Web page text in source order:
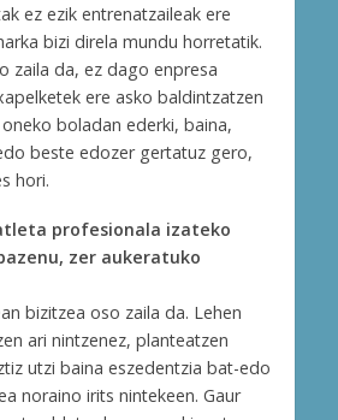
ez ezik entrenatzaileak ere
bizi direla mundu horretatik.
zaila da, ez dago enpresa
ere asko baldintzatzen
boladan ederki, baina,
beste edozer gertatuz gero,
hori.
profesionala izateko
zer aukeratuko
bizitzea oso zaila da. Lehen
ari nintzenez, planteatzen
utzi baina eszedentzia bat-edo
noraino irits nintekeen. Gaur